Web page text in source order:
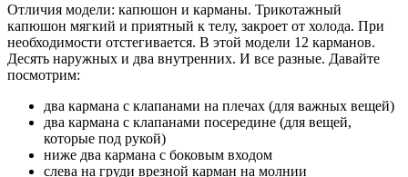
Отличия модели: капюшон и карманы. Трикотажный
капюшон мягкий и приятный к телу, закроет от холода. При
необходимости отстегивается. В этой модели 12 карманов.
Десять наружных и два внутренних. И все разные. Давайте
посмотрим:
два кармана с клапанами на плечах (для важных вещей)
два кармана с клапанами посередине (для вещей,
которые под рукой)
ниже два кармана с боковым входом
слева на груди врезной карман на молнии